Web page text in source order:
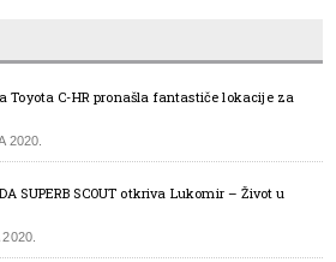
Toyota C-HR pronašla fantastiče lokacije za
2020.
SUPERB SCOUT otkriva Lukomir – Život u